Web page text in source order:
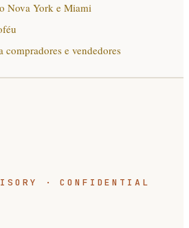
Nova York e Miami
compradores e vendedores
· CONFIDENTIAL